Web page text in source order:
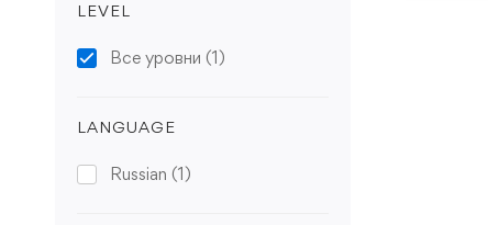
LEVEL
Все уровни (1)
LANGUAGE
Russian (1)